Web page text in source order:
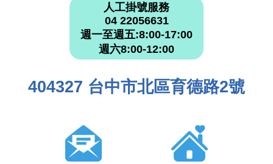
人工掛號服務
04 22056631
週一至週五:8:00-17:00
週六8:00-12:00
404327 台中市北區育德路2號